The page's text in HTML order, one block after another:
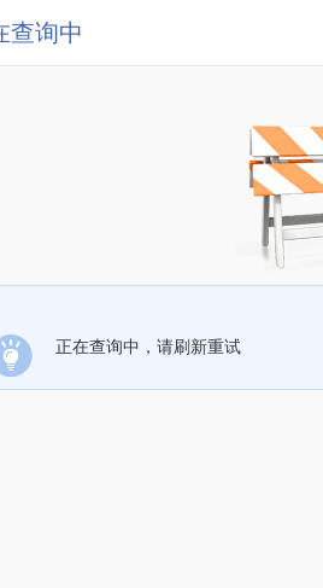
查询中
正在查询中，请刷新重试